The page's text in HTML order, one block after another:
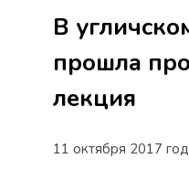
В
прошла
лекция
11 октября 2017